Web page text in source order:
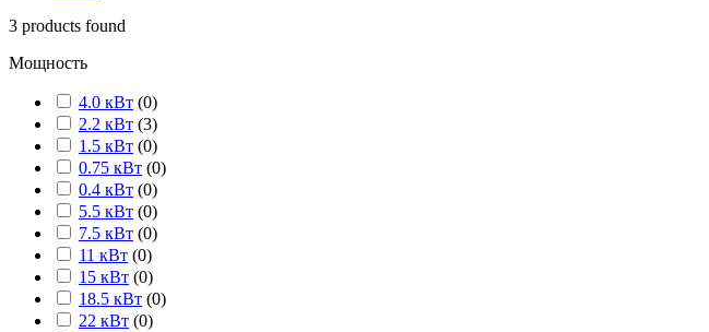
3 products found
Мощность
4.0 кВт (0)
2.2 кВт (3)
1.5 кВт (0)
0.75 кВт (0)
0.4 кВт (0)
5.5 кВт (0)
7.5 кВт (0)
11 кВт (0)
15 кВт (0)
18.5 кВт (0)
22 кВт (0)